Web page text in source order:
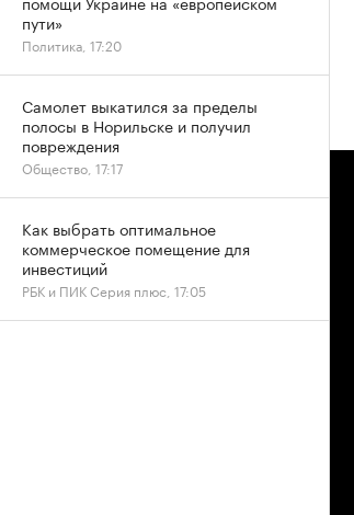
пути»
Политика, 17:20
Самолет выкатился за пределы
полосы в Норильске и получил
повреждения
Общество, 17:17
Как выбрать оптимальное
коммерческое помещение для
инвестиций
РБК и ПИК Серия плюс, 17:05